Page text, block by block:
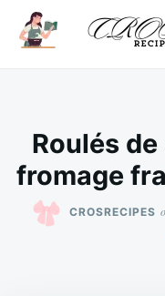
SkipSearch
for:
Roulés
fromage
CROSRECIPES